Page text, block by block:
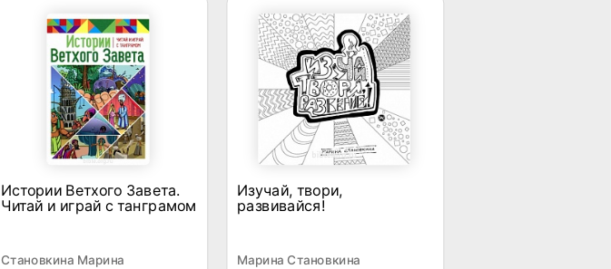
Истории Ветхого Завета.
Читай и играй с танграмом
Становкина Марина
Изучай, твори,
развивайся!
Марина Становкина